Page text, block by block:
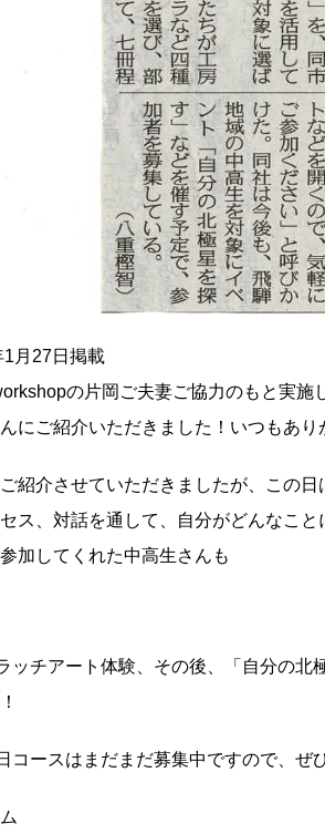
月27日掲載
の片岡ご夫妻ご協力のもと実
にご紹介いただきました！いつもあり
紹介させていただきましたが、この
ス、対話を通して、自分がどんなこ
加してくれた中高生さんも
ッチアート体験、その後、「自分の
コースはまだまだ募集中ですので、